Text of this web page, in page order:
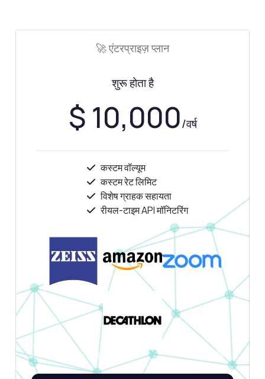
🚀 एंटरप्राइज़ प्लान
शुरू होता है
$ 10,000/वर्ष
कस्टम वॉल्यूम
कस्टम रेट लिमिट
विशेष ग्राहक सहायता
रीयल-टाइम API मॉनिटरिंग